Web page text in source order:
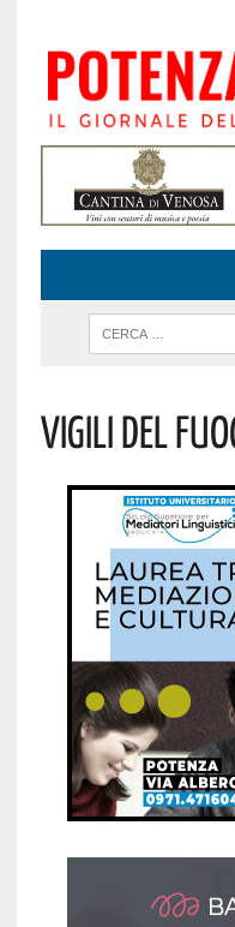
Vigili Del